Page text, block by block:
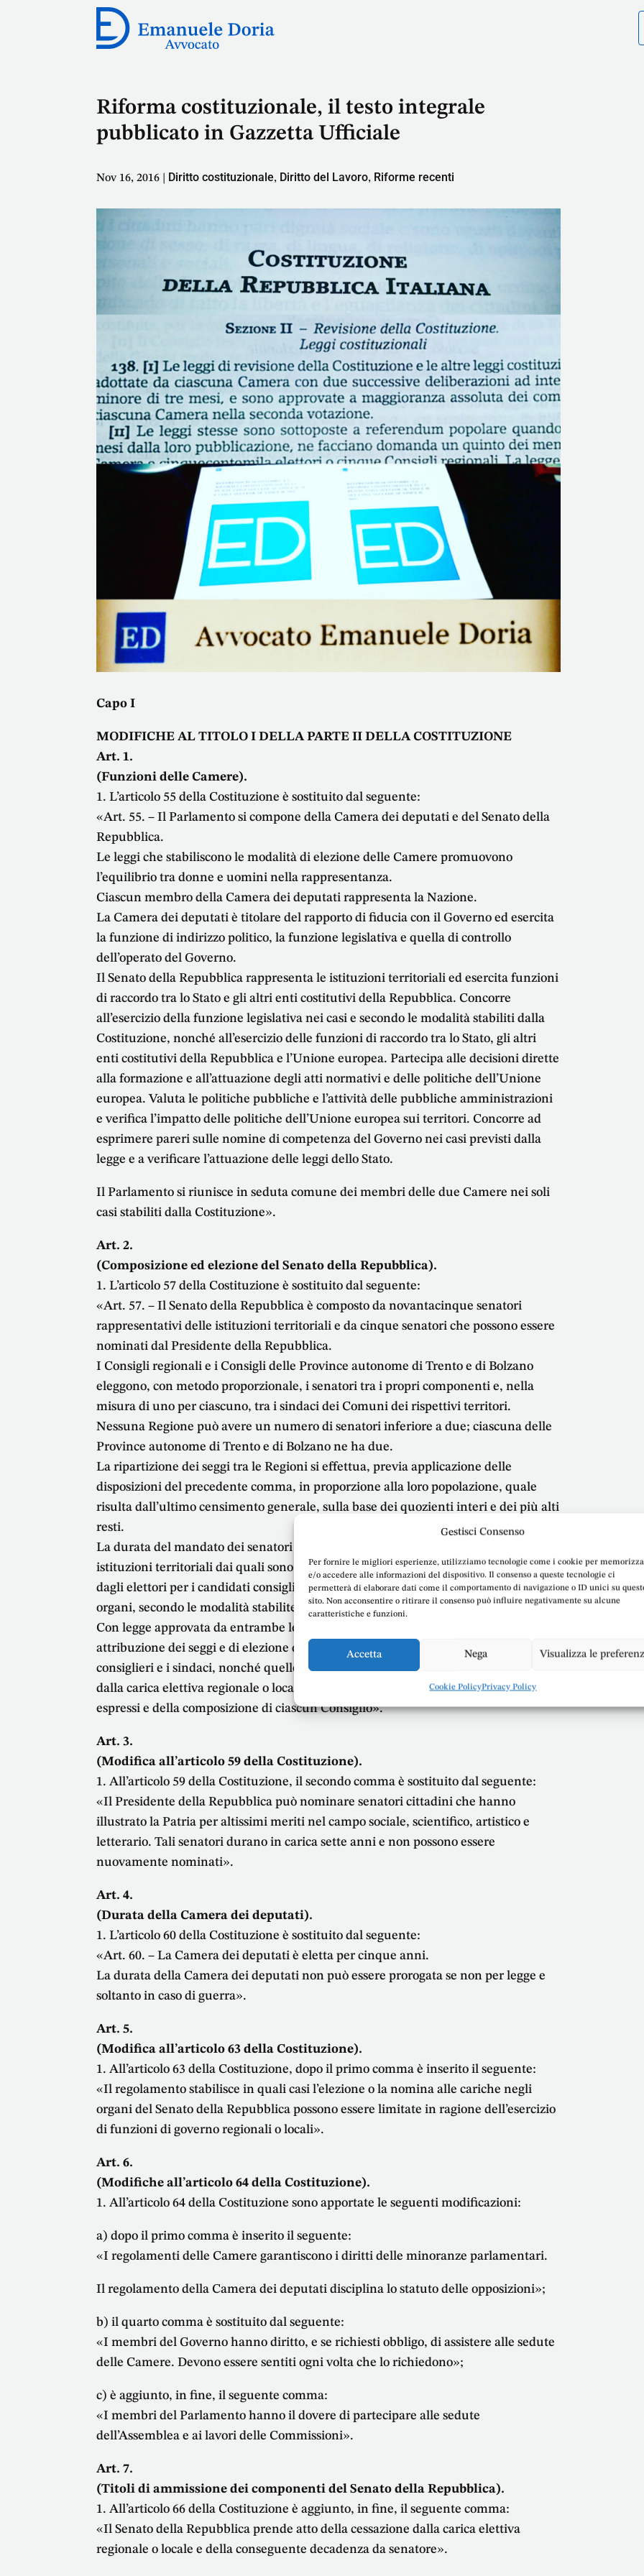
Gestisci Consenso
Per fornire le migliori esperienze, utilizziamo tecnologie come i cookie per
e/o accedere alle informazioni del dispositivo. Il consenso a queste tecnologie ci
permetterà di elaborare dati come il comportamento di navigazione o ID unici su
sito. Non acconsentire o ritirare il consenso può influire negativamente su alcune
caratteristiche e funzioni.
Accetta Nega Visualizza le
Cookie PolicyPrivacy Policy
Riforma costituzionale, il testo integrale
pubblicato in Gazzetta Ufficiale
Nov 16, 2016 Diritto costituzionale, Diritto del Lavoro, Riforme recenti
Capo I
MODIFICHE AL TITOLO I DELLA PARTE II DELLA COSTITUZIONE
Art. 1.
(Funzioni delle Camere).
1. L’articolo 55 della Costituzione è sostituito dal seguente:
«Art. 55. – Il Parlamento si compone della Camera dei deputati e del Senato della
Repubblica.
Le leggi che stabiliscono le modalità di elezione delle Camere promuovono
l’equilibrio tra donne e uomini nella rappresentanza.
Ciascun membro della Camera dei deputati rappresenta la Nazione.
La Camera dei deputati è titolare del rapporto di fiducia con il Governo ed esercita
la funzione di indirizzo politico, la funzione legislativa e quella di controllo
dell’operato del Governo.
Il Senato della Repubblica rappresenta le istituzioni territoriali ed esercita funzioni
di raccordo tra lo Stato e gli altri enti costitutivi della Repubblica. Concorre
all’esercizio della funzione legislativa nei casi e secondo le modalità stabiliti dalla
Costituzione, nonché all’esercizio delle funzioni di raccordo tra lo Stato, gli altri
enti costitutivi della Repubblica e l’Unione europea. Partecipa alle decisioni dirette
alla formazione e all’attuazione degli atti normativi e delle politiche dell’Unione
europea. Valuta le politiche pubbliche e l’attività delle pubbliche amministrazioni
e verifica l’impatto delle politiche dell’Unione europea sui territori. Concorre ad
esprimere pareri sulle nomine di competenza del Governo nei casi previsti dalla
legge e a verificare l’attuazione delle leggi dello Stato.
Il Parlamento si riunisce in seduta comune dei membri delle due Camere nei soli
casi stabiliti dalla Costituzione».
Art. 2.
(Composizione ed elezione del Senato della Repubblica).
1. L’articolo 57 della Costituzione è sostituito dal seguente:
«Art. 57. – Il Senato della Repubblica è composto da novantacinque senatori
rappresentativi delle istituzioni territoriali e da cinque senatori che possono essere
nominati dal Presidente della Repubblica.
I Consigli regionali e i Consigli delle Province autonome di Trento e di Bolzano
eleggono, con metodo proporzionale, i senatori tra i propri componenti e, nella
misura di uno per ciascuno, tra i sindaci dei Comuni dei rispettivi territori.
Nessuna Regione può avere un numero di senatori inferiore a due; ciascuna delle
Province autonome di Trento e di Bolzano ne ha due.
La ripartizione dei seggi tra le Regioni si effettua, previa applicazione delle
disposizioni del precedente comma, in proporzione alla loro popolazione, quale
risulta dall’ultimo censimento generale, sulla base dei quozienti interi e dei più alti
resti.
La durata del mandato dei senatori coincide con quella degli organi delle
istituzioni territoriali dai quali sono stati eletti, in conformità alle scelte espresse
dagli elettori per i candidati consiglieri in occasione del rinnovo dei medesimi
organi, secondo le modalità stabilite dalla legge di cui al sesto comma.
Con legge approvata da entrambe le Camere sono regolate le modalità di
attribuzione dei seggi e di elezione dei membri del Senato della Repubblica tra i
consiglieri e i sindaci, nonché quelle per la loro sostituzione, in caso di cessazione
dalla carica elettiva regionale o locale. I seggi sono attribuiti in ragione dei voti
espressi e della composizione di ciascun Consiglio».
Art. 3.
(Modifica all’articolo 59 della Costituzione).
1. All’articolo 59 della Costituzione, il secondo comma è sostituito dal seguente:
«Il Presidente della Repubblica può nominare senatori cittadini che hanno
illustrato la Patria per altissimi meriti nel campo sociale, scientifico, artistico e
letterario. Tali senatori durano in carica sette anni e non possono essere
nuovamente nominati».
Art. 4.
(Durata della Camera dei deputati).
1. L’articolo 60 della Costituzione è sostituito dal seguente:
«Art. 60. – La Camera dei deputati è eletta per cinque anni.
La durata della Camera dei deputati non può essere prorogata se non per legge e
soltanto in caso di guerra».
Art. 5.
(Modifica all’articolo 63 della Costituzione).
1. All’articolo 63 della Costituzione, dopo il primo comma è inserito il seguente:
«Il regolamento stabilisce in quali casi l’elezione o la nomina alle cariche negli
organi del Senato della Repubblica possono essere limitate in ragione dell’esercizio
di funzioni di governo regionali o locali».
Art. 6.
(Modifiche all’articolo 64 della Costituzione).
1. All’articolo 64 della Costituzione sono apportate le seguenti modificazioni:
a) dopo il primo comma è inserito il seguente:
«I regolamenti delle Camere garantiscono i diritti delle minoranze parlamentari.
Il regolamento della Camera dei deputati disciplina lo statuto delle opposizioni»;
b) il quarto comma è sostituito dal seguente:
«I membri del Governo hanno diritto, e se richiesti obbligo, di assistere alle sedute
delle Camere. Devono essere sentiti ogni volta che lo richiedono»;
c) è aggiunto, in fine, il seguente comma:
«I membri del Parlamento hanno il dovere di partecipare alle sedute
dell’Assemblea e ai lavori delle Commissioni».
Art. 7.
(Titoli di ammissione dei componenti del Senato della Repubblica).
1. All’articolo 66 della Costituzione è aggiunto, in fine, il seguente comma:
«Il Senato della Repubblica prende atto della cessazione dalla carica elettiva
regionale o locale e della conseguente decadenza da senatore».